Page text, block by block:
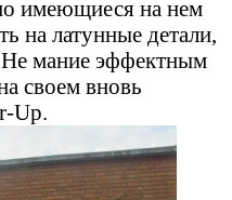
имеющиеся на нем
на латунные детали,
мание эффектным
своем вновь
Up.